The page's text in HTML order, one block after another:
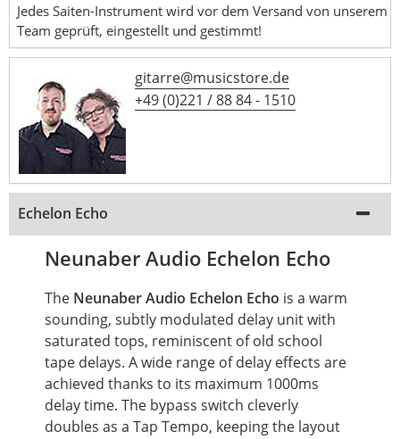
Jedes Saiten-Instrument wird vor dem Versand von unserem
Team geprüft, eingestellt und gestimmt!
gitarre@musicstore.de
+49 (0)221 / 88 84 - 1510
Echelon Echo
Neunaber Audio Echelon Echo
The Neunaber Audio Echelon Echo is a warm
sounding, subtly modulated delay unit with
saturated tops, reminiscent of old school
tape delays. A wide range of delay effects are
achieved thanks to its maximum 1000ms
delay time. The bypass switch cleverly
doubles as a Tap Tempo, keeping the layout